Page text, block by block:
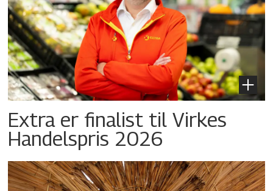
Extra er finalist til Virkes
Handelspris 2026